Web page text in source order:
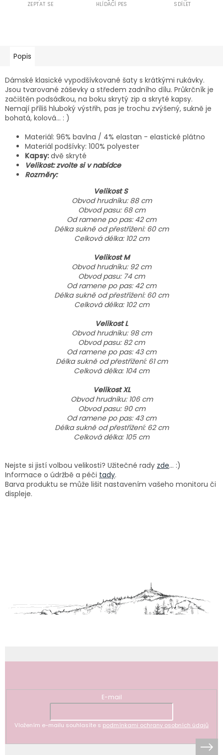
ZEPTAT SE HLÍDACÍ PES SDÍLET
Popis
Dámské klasické vypodšívkované šaty s krátkými rukávky.
Jsou tvarované záševky a středem zadního dílu. Průkrčník je
začištěn podsádkou, na boku skrytý zip a skryté kapsy.
Nemají příliš hluboký výstřih, pas je trochu zvýšený, sukně je
bohatá, kolová… : )
Materiál: 96% bavlna / 4% elastan - elastické plátno
Materiál podšívky: 100% polyester
Kapsy: dvě skryté
Velikost: zvolte si v nabídce
Rozměry:
Velikost S
Obvod hrudníku: 88 cm
Obvod pasu: 68 cm
Od ramene po pas: 42 cm
Délka sukně od přestřižení: 60 cm
Celková délka: 102 cm
Velikost M
Obvod hrudníku: 92 cm
Obvod pasu: 74 cm
Od ramene po pas: 42 cm
Délka sukně od přestřižení: 60 cm
Celková délka: 102 cm
Velikost L
Obvod hrudníku: 98 cm
Obvod pasu: 82 cm
Od ramene po pas: 43 cm
Délka sukně od přestřižení: 61 cm
Celková délka: 104 cm
Velikost XL
Obvod hrudníku: 106 cm
Obvod pasu: 90 cm
Od ramene po pas: 43 cm
Délka sukně od přestřižení: 62 cm
Celková délka: 105 cm
Nejste si jistí volbou velikosti? Užitečné rady zde... :)
Informace o údržbě a péči tady.
Barva produktu se může lišit nastavením vašeho monitoru či
displeje.
E-mail
Vložením e-mailu souhlasíte s podmínkami ochrany osobních údajů